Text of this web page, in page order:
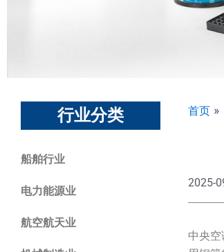
行业分类
船舶行业
电力能源业
航空航天业
首页 »
2025-
中央